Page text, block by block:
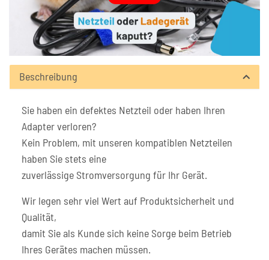
Beschreibung
Sie haben ein defektes Netzteil oder haben Ihren
Adapter verloren?
Kein Problem, mit unseren kompatiblen Netzteilen
haben Sie stets eine
zuverlässige Stromversorgung für Ihr Gerät.
Wir legen sehr viel Wert auf Produktsicherheit und
Qualität,
damit Sie als Kunde sich keine Sorge beim Betrieb
Ihres Gerätes machen müssen.